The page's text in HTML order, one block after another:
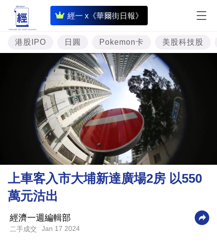
經一 x《華爾街日報》
即
時
財
經
專
題
投
資
樓
市
理
財
業
科
港股IPO 日圓 Pokemon卡 美股科技股
上車客入市大埔新達廣場2房 以550
萬元沽出
經濟一週編輯部
二手成交 Jan 17 2024